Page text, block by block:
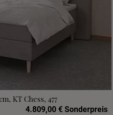
KT Chess, 477
4.809,00 € Sonderpreis